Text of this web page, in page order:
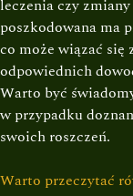
leczenia czy
poszkodowana ma
co może wiązać się
odpowiednich
Warto być
w przypadku
swoich roszczeń.
Warto przeczytać